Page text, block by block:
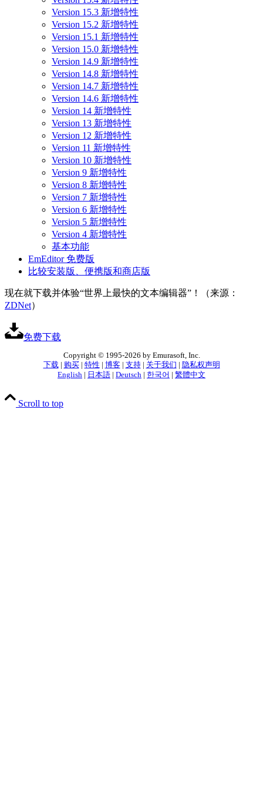
Version 15.3 新增特性
Version 15.2 新增特性
Version 15.1 新增特性
Version 15.0 新增特性
Version 14.9 新增特性
Version 14.8 新增特性
Version 14.7 新增特性
Version 14.6 新增特性
Version 14 新增特性
Version 13 新增特性
Version 12 新增特性
Version 11 新增特性
Version 10 新增特性
Version 9 新增特性
Version 8 新增特性
Version 7 新增特性
Version 6 新增特性
Version 5 新增特性
Version 4 新增特性
基本功能
EmEditor 免费版
比较安装版、便携版和商店版
现在就下载并体验“世界上最快的文本编辑器”！（来源：
ZDNet）
免费下载
Copyright © 1995-2026 by Emurasoft, Inc.
下载| 购买| 特性 博客 支持| 关于我们
隐私权声明
English
日本語 Deutsch 한국어 繁體中文
Scroll to top